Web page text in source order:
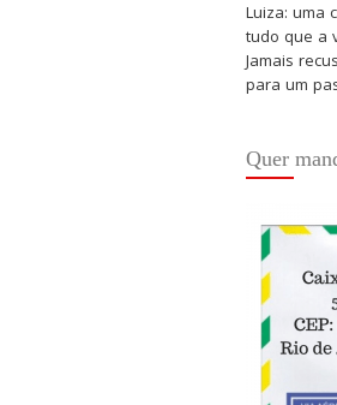
Luiza: uma
tudo que a
Jamais
para um
Quer